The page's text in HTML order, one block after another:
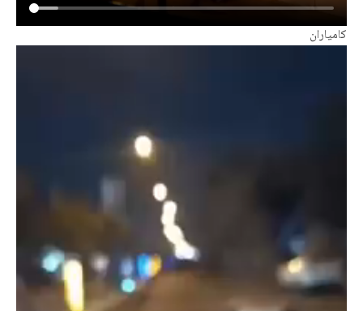
کامیاران